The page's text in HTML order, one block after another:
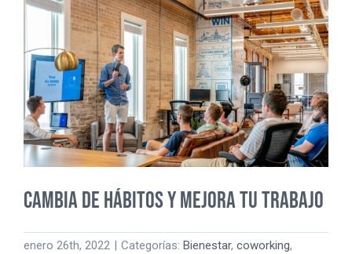
queremos
estar
Cambia de hábitos y mejora tu trabajo
enero 26th, 2022 | Categorías: Bienestar, coworking,